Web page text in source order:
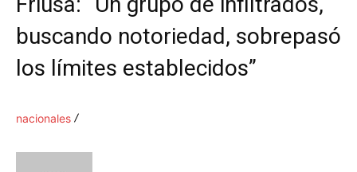
buscando notoriedad, sobrepasó
los límites establecidos”
nacionales